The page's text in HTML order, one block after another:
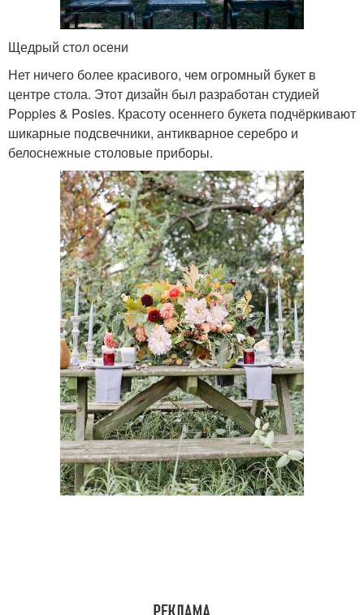
Щедрый стол осени
Нет ничего более красивого, чем огромный букет в
центре стола. Этот дизайн был разработан студией
Poppies & Posies. Красоту осеннего букета подчёркивают
шикарные подсвечники, антикварное серебро и
белоснежные столовые приборы.